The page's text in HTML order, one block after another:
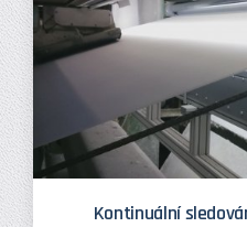
Kontinuální